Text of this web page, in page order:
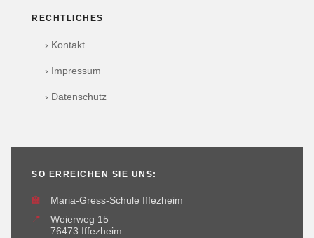
RECHTLICHES
› Kontakt
› Impressum
› Datenschutz
SO ERREICHEN SIE UNS:
🏫
Maria-Gress-Schule Iffezheim
📍
Weierweg 15
76473 Iffezheim